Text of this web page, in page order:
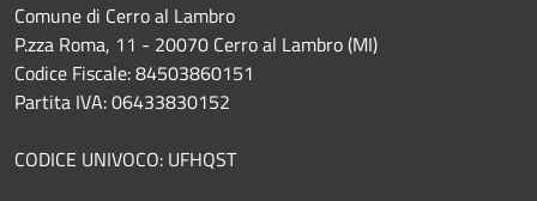
Comune di Cerro al Lambro
P.zza Roma, 11 - 20070 Cerro al Lambro (MI)
Codice Fiscale: 84503860151
Partita IVA: 06433830152
CODICE UNIVOCO: UFHQST